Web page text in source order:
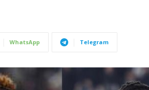
WhatsApp Telegram